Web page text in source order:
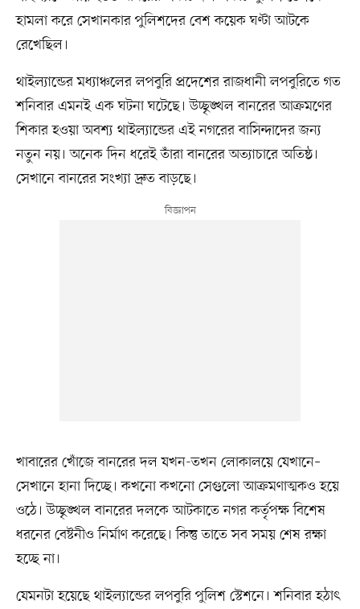
হামলা করে সেখানকার পুলিশদের বেশ কয়েক ঘণ্টা আটকে
রেখেছিল।
থাইল্যান্ডের মধ্যাঞ্চলের লপবুরি প্রদেশের রাজধানী লপবুরিতে গত
শনিবার এমনই এক ঘটনা ঘটেছে। উচ্ছৃঙ্খল বানরের আক্রমণের
শিকার হওয়া অবশ্য থাইল্যান্ডের এই নগরের বাসিন্দাদের জন্য
নতুন নয়। অনেক দিন ধরেই তাঁরা বানরের অত্যাচারে অতিষ্ঠ।
সেখানে বানরের সংখ্যা দ্রুত বাড়ছে।
খাবারের খোঁজে বানরের দল যখন-তখন লোকালয়ে যেখানে–
সেখানে হানা দিচ্ছে। কখনো কখনো সেগুলো আক্রমণাত্মকও হয়ে
ওঠে। উচ্ছৃঙ্খল বানরের দলকে আটকাতে নগর কর্তৃপক্ষ বিশেষ
ধরনের বেষ্টনীও নির্মাণ করেছে। কিন্তু তাতে সব সময় শেষ রক্ষা
হচ্ছে না।
যেমনটা হয়েছে থাইল্যান্ডের লপবুরি পুলিশ স্টেশনে। শনিবার হঠাৎ